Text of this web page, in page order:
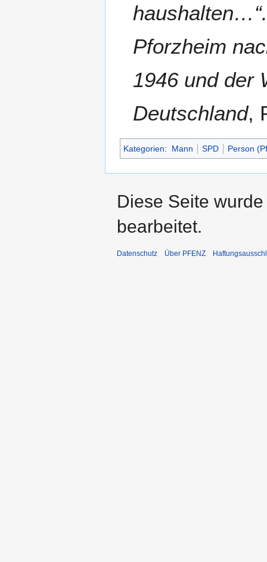
Pforzheim
1946 und der
Deutschland,
Kategorien: Mann SPD Person
Diese Seite
bearbeitet.
Datenschutz Über PFENZ